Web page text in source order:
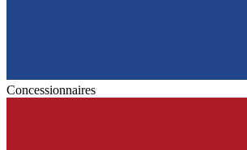
Concessionnaires